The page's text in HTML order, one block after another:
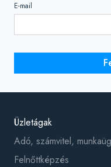
E-mail
Üzletágak
Adó, számvitel,
Felnőttképzés